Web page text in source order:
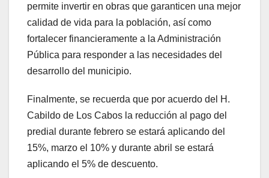
permite invertir en obras que garanticen una mejor
calidad de vida para la población, así como
fortalecer financieramente a la Administración
Pública para responder a las necesidades del
desarrollo del municipio.
Finalmente, se recuerda que por acuerdo del H.
Cabildo de Los Cabos la reducción al pago del
predial durante febrero se estará aplicando del
15%, marzo el 10% y durante abril se estará
aplicando el 5% de descuento.